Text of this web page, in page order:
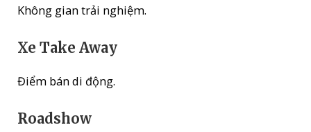
Không gian trải nghiệm.
Xe Take Away
Điểm bán di động.
Roadshow